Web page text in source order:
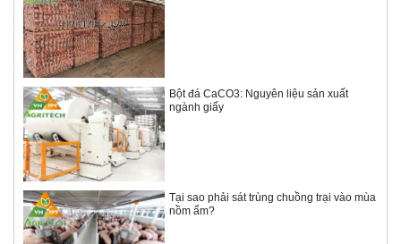
Bột đá CaCO3: Nguyên liệu sản xuất
ngành giấy
Tại sao phải sát trùng chuồng trại vào mùa
nồm ẩm?